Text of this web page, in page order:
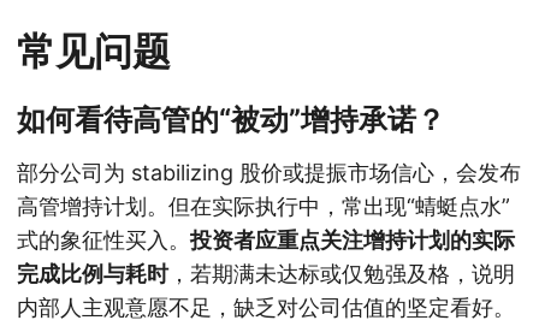
常见问题
如何看待高管的“被动”增持承诺？
部分公司为 stabilizing 股价或提振市场信心，会发布
高管增持计划。但在实际执行中，常出现“蜻蜓点水”
式的象征性买入。投资者应重点关注增持计划的实际
完成比例与耗时，若期满未达标或仅勉强及格，说明
内部人主观意愿不足，缺乏对公司估值的坚定看好。